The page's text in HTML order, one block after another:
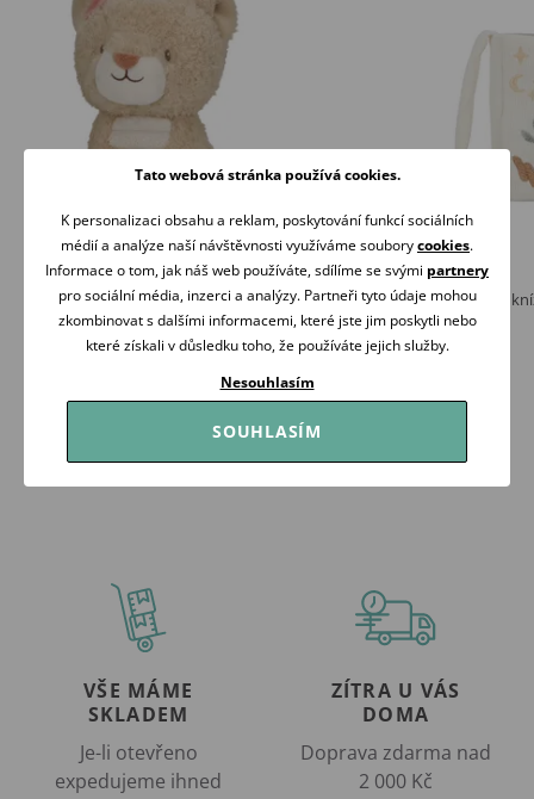
Little Dutch Lvice plyšová Safari Friends
17cm
Little Dutch Závěsná
Newborn Naturals
389 Kč
VŠE MÁME
SKLADEM
Je-li otevřeno
expedujeme ihned
ZÍTRA U VÁS
DOMA
Doprava zdarma nad
2 000 Kč
Tato webová stránka používá cookies.
K personalizaci obsahu a reklam, poskytování funkcí sociálních
médií a analýze naší návštěvnosti využíváme souborycookies.
Informace o tom, jak náš web používáte, sdílíme se svými partnery
pro sociální média, inzerci a analýzy. Partneři tyto údaje mohou
zkombinovat s dalšími informacemi, které jste jim poskytli nebo
které získali v důsledku toho, že používáte jejich služby.
Nesouhlasím
SOUHLASÍM